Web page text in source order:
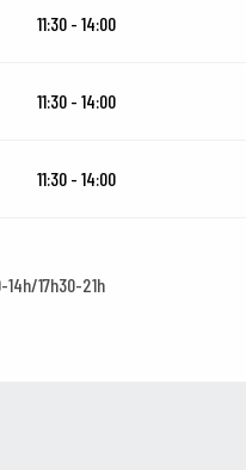
11:30 - 14:00
11:30 - 14:00
11:30 - 14:00
14h/17h30-21h